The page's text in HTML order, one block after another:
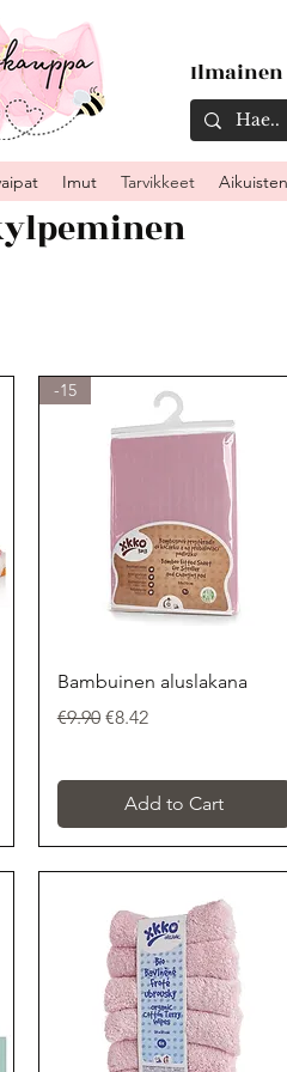
Imut Tarvikkeet
Quick View
-15
Bambuinen aluslakana
Regular Price
€9.90 Sale Price
€8.42
Add to Cart